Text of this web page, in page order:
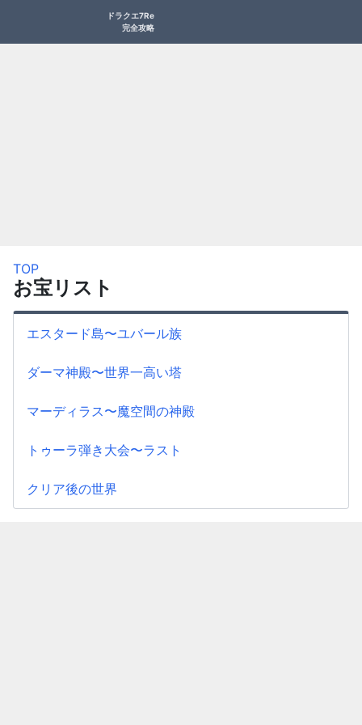
ドラクエ7Re
完全攻略
TOP
お宝リスト
エスタード島〜ユバール族
ダーマ神殿〜世界一高い塔
マーディラス〜魔空間の神殿
トゥーラ弾き大会〜ラスト
クリア後の世界